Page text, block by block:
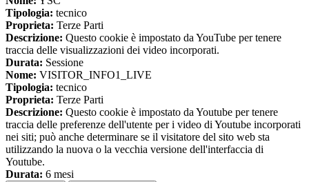
Tipologia: tecnico
Proprieta: Terze Parti
Descrizione: Questo cookie è impostato da YouTube per tenere
traccia delle visualizzazioni dei video incorporati.
Durata: Sessione
Nome: VISITOR_INFO1_LIVE
Tipologia: tecnico
Proprieta: Terze Parti
Descrizione: Questo cookie è impostato da Youtube per tenere
traccia delle preferenze dell'utente per i video di Youtube incorporati
nei siti; può anche determinare se il visitatore del sito web sta
utilizzando la nuova o la vecchia versione dell'interfaccia di
Youtube.
Durata: 6 mesi